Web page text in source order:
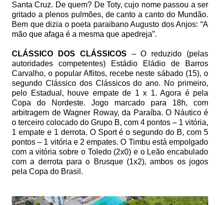
Santa Cruz. De quem? De Toty, cujo nome passou a ser
gritado a plenos pulmões, de canto a canto do Mundão.
Bem que dizia o poeta paraibano Augusto dos Anjos: “A
mão que afaga é a mesma que apedreja”.
CLÁSSICO DOS CLÁSSICOS – O reduzido (pelas
autoridades competentes) Estádio Eládio de Barros
Carvalho, o popular Aflitos, recebe neste sábado (15), o
segundo Clássico dos Clássicos do ano. No primeiro,
pelo Estadual, houve empate de 1 x 1. Agora é pela
Copa do Nordeste. Jogo marcado para 18h, com
arbitragem de Wagner Roway, da Paraíba. O Náutico é
o terceiro colocado do Grupo B, com 4 pontos – 1 vitória,
1 empate e 1 derrota. O Sport é o segundo do B, com 5
pontos – 1 vitória e 2 empates. O Timbu está empolgado
com a vitória sobre o Toledo (2x0) e o Leão encabulado
com a derrota para o Brusque (1x2), ambos os jogos
pela Copa do Brasil.